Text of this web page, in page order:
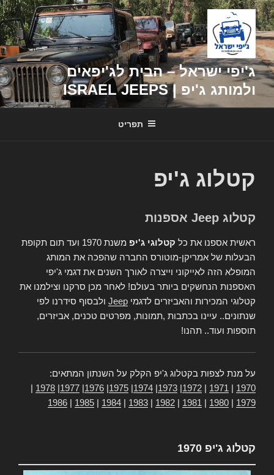
דילוג
לתוכן
ג'יפי ישראל – הבית לג'יפאים
ולמותג ג'יפ | ISRAEL JEEPS
תפריט
קטלוג ג'יפ
קטלוג Jeep אספנות
ראשית אספנו את כל קטלוגי ג'יפ
משנת 1970 ועד תום תקופת
הבעלות של אמריקן-מוטורס החברה שהפכה את המותג
המופלא הזה לאייקוני וייצרה לאורך השנים את דגמי ג'יפי
האספנות הנחשקים ביותר בעולם! לאחר מכן סרקנו וצילמנו את
קטלוגי המכירות והאביזרים לדגמי Jeep ולבסוף סידרנו לפי
שנתונים.. עיינו בכתבות ,תמונות, מפרטים טכנים, אביזרים,
תוספות ועוד.. תהנו!
על מנת לצפות בקטלוג ג'יפ הקלק על השנתון המתאים:
1970
1971
1972
1973
1974
1975
1976
1977
1978
1979
1980
1981
1982
1983
1984
1985
1986
קטלוג ג'יפ 1970